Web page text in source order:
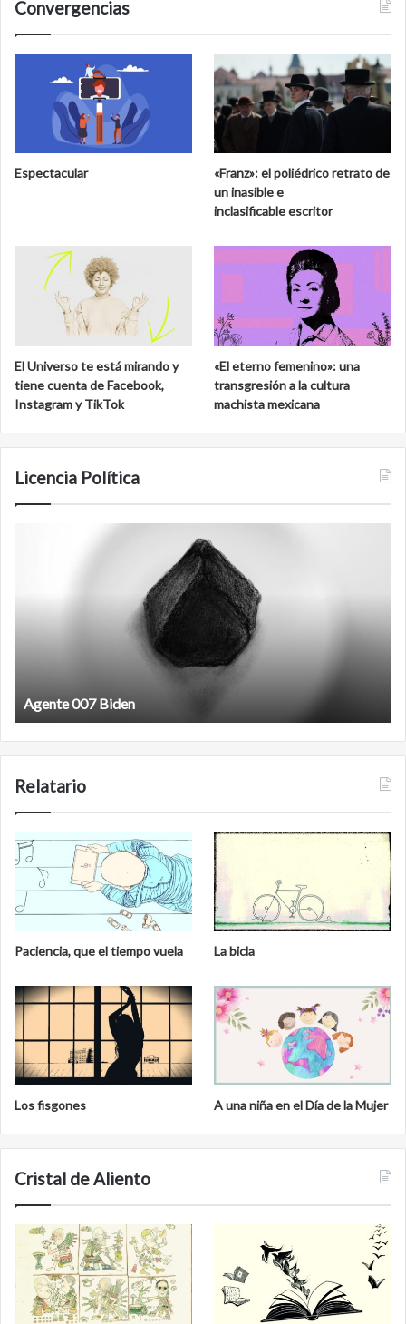
Convergencias
Espectacular
«Franz»: el poliédrico retrato de
un inasible e
inclasificable escritor
El Universo te está mirando y
tiene cuenta de Facebook,
Instagram y TikTok
«El eterno femenino»: una
transgresión a la cultura
machista mexicana
Licencia Política
Film antineoliberal
Relatario
Paciencia, que el tiempo vuela La bicla
Los fisgones A una niña en el Día de la Mujer
Cristal de Aliento